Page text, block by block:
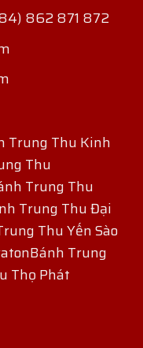
862 871 872
Trung Thu Kinh
Thu
Trung Thu
Trung Thu Đại
Thu Yến Sào
Bánh Trung
Thọ Phát